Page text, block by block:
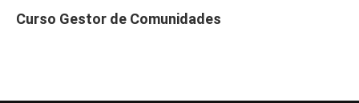
Curso Gestor de Comunidades